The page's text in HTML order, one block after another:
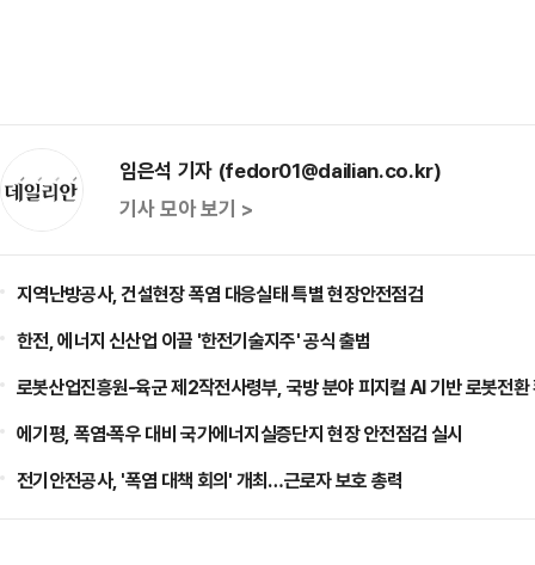
임은석 기자 (fedor01@dailian.co.kr)
기사 모아 보기 >
지역난방공사, 건설현장 폭염 대응실태 특별 현장안전점검
한전, 에너지 신산업 이끌 '한전기술지주' 공식 출범
로봇산업진흥원-육군 제2작전사령부, 국방 분야 피지컬 AI 기반 로봇전환
에기평, 폭염·폭우 대비 국가에너지실증단지 현장 안전점검 실시
전기안전공사, '폭염 대책 회의' 개최…근로자 보호 총력